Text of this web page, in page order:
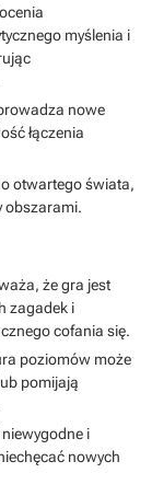
gry sprawia,
odsłoną.
dotąd dzięki
są inspirujące.
wrażenie
To
klimatyczna i
się ani trochę.
większym
zrobić mnóstwo
łamigłówki
zmianami na
pozwala na
aby rozwiązać
laserowy na
i rewolwer co
temu Lara może
się również w
w zagadkach.
podczas
do
zbyt małe,
myślenia i
nowe
łączenia
otwartego świata,
obszarami.
że gra jest
zagadek i
cofania się.
poziomów może
pomijają
i
nowych